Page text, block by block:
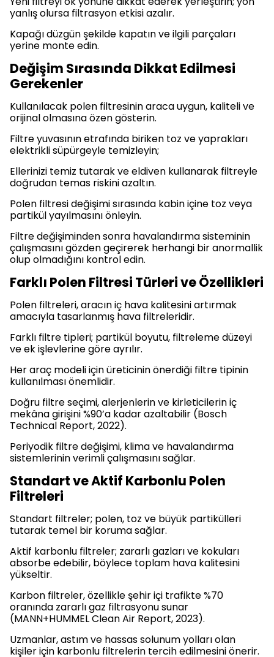
yanlış olursa filtrasyon etkisi azalır.
Kapağı düzgün şekilde kapatın ve ilgili parçaları
yerine monte edin.
Değişim Sırasında Dikkat Edilmesi
Gerekenler
Kullanılacak polen filtresinin araca uygun, kaliteli ve
orijinal olmasına özen gösterin.
Filtre yuvasının etrafında biriken toz ve yaprakları
elektrikli süpürgeyle temizleyin;
Ellerinizi temiz tutarak ve eldiven kullanarak filtreyle
doğrudan temas riskini azaltın.
Polen filtresi değişimi sırasında kabin içine toz veya
partikül yayılmasını önleyin.
Filtre değişiminden sonra havalandırma sisteminin
çalışmasını gözden geçirerek herhangi bir anormallik
olup olmadığını kontrol edin.
Farklı Polen Filtresi Türleri ve Özellikleri
Polen filtreleri, aracın iç hava kalitesini artırmak
amacıyla tasarlanmış hava filtreleridir.
Farklı filtre tipleri; partikül boyutu, filtreleme düzeyi
ve ek işlevlerine göre ayrılır.
Her araç modeli için üreticinin önerdiği filtre tipinin
kullanılması önemlidir.
Doğru filtre seçimi, alerjenlerin ve kirleticilerin iç
mekâna girişini %90’a kadar azaltabilir (Bosch
Technical Report, 2022).
Periyodik filtre değişimi, klima ve havalandırma
sistemlerinin verimli çalışmasını sağlar.
Standart ve Aktif Karbonlu Polen
Filtreleri
Standart filtreler; polen, toz ve büyük partikülleri
tutarak temel bir koruma sağlar.
Aktif karbonlu filtreler; zararlı gazları ve kokuları
absorbe edebilir, böylece toplam hava kalitesini
yükseltir.
Karbon filtreler, özellikle şehir içi trafikte %70
oranında zararlı gaz filtrasyonu sunar
(MANN+HUMMEL Clean Air Report, 2023).
Uzmanlar, astım ve hassas solunum yolları olan
kişiler için karbonlu filtrelerin tercih edilmesini önerir.